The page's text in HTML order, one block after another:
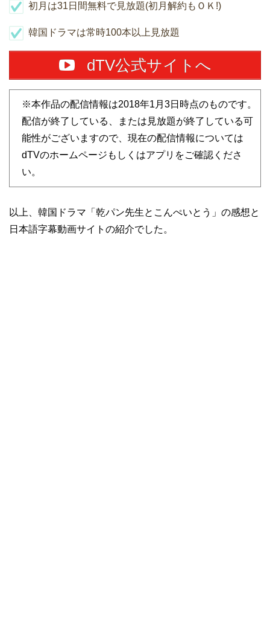
初月は31日間無料で見放題(初月解約もＯＫ!)
韓国ドラマは常時100本以上見放題
dTV公式サイトへ
※本作品の配信情報は2018年1月3日時点のものです。
配信が終了している、または見放題が終了している可
能性がございますので、現在の配信情報については
dTVのホームページもしくはアプリをご確認くださ
い。
以上、韓国ドラマ「乾パン先生とこんぺいとう」の感想と
日本語字幕動画サイトの紹介でした。